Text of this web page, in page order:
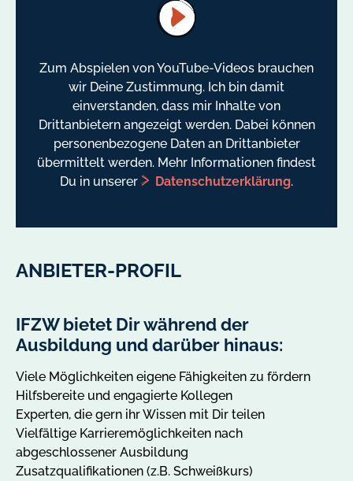
Zum Abspielen von YouTube-Videos brauchen
wir Deine Zustimmung. Ich bin damit
einverstanden, dass mir Inhalte von
Drittanbietern angezeigt werden. Dabei können
personenbezogene Daten an Drittanbieter
übermittelt werden. Mehr Informationen findest
Du in unserer
Datenschutzerklärung.
ANBIETER-PROFIL
IFZW bietet Dir während der
Ausbildung und darüber hinaus:
Viele Möglichkeiten eigene Fähigkeiten zu fördern
Hilfsbereite und engagierte Kollegen
Experten, die gern ihr Wissen mit Dir teilen
Vielfältige Karrieremöglichkeiten nach
abgeschlossener Ausbildung
Zusatzqualifikationen (z.B. Schweißkurs)